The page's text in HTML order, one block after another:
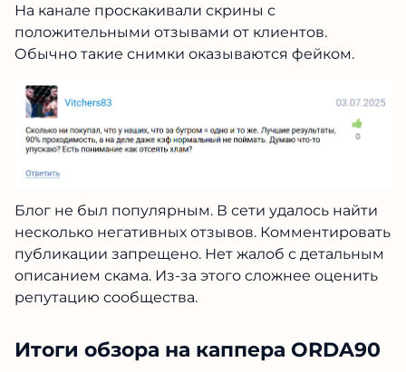
На канале проскакивали скрины с
положительными отзывами от клиентов.
Обычно такие снимки оказываются фейком.
Блог не был популярным. В сети удалось найти
несколько негативных отзывов. Комментировать
публикации запрещено. Нет жалоб с детальным
описанием скама. Из-за этого сложнее оценить
репутацию сообщества.
Итоги обзора на каппера ORDA90